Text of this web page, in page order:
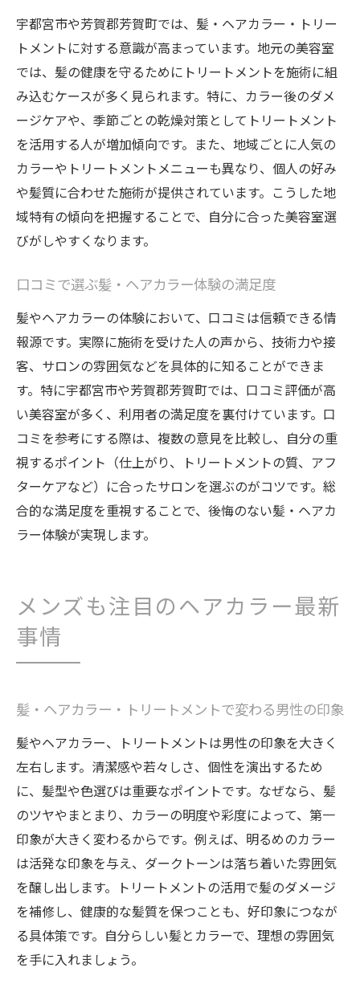
宇都宮市や芳賀郡芳賀町では、髪・ヘアカラー・トリー
トメントに対する意識が高まっています。地元の美容室
では、髪の健康を守るためにトリートメントを施術に組
み込むケースが多く見られます。特に、カラー後のダメ
ージケアや、季節ごとの乾燥対策としてトリートメント
を活用する人が増加傾向です。また、地域ごとに人気の
カラーやトリートメントメニューも異なり、個人の好み
や髪質に合わせた施術が提供されています。こうした地
域特有の傾向を把握することで、自分に合った美容室選
びがしやすくなります。
口コミで選ぶ髪・ヘアカラー体験の満足度
髪やヘアカラーの体験において、口コミは信頼できる情
報源です。実際に施術を受けた人の声から、技術力や接
客、サロンの雰囲気などを具体的に知ることができま
す。特に宇都宮市や芳賀郡芳賀町では、口コミ評価が高
い美容室が多く、利用者の満足度を裏付けています。口
コミを参考にする際は、複数の意見を比較し、自分の重
視するポイント（仕上がり、トリートメントの質、アフ
ターケアなど）に合ったサロンを選ぶのがコツです。総
合的な満足度を重視することで、後悔のない髪・ヘアカ
ラー体験が実現します。
メンズも注目のヘアカラー最新
事情
髪・ヘアカラー・トリートメントで変わる男性の印象
髪やヘアカラー、トリートメントは男性の印象を大きく
左右します。清潔感や若々しさ、個性を演出するため
に、髪型や色選びは重要なポイントです。なぜなら、髪
のツヤやまとまり、カラーの明度や彩度によって、第一
印象が大きく変わるからです。例えば、明るめのカラー
は活発な印象を与え、ダークトーンは落ち着いた雰囲気
を醸し出します。トリートメントの活用で髪のダメージ
を補修し、健康的な髪質を保つことも、好印象につなが
る具体策です。自分らしい髪とカラーで、理想の雰囲気
を手に入れましょう。